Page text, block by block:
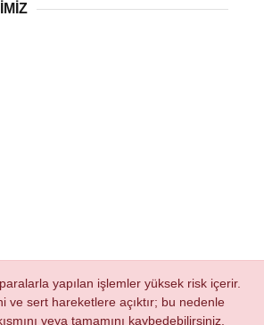
yapılan işlemler yüksek risk içerir.
ve sert hareketlere açıktır; bu nedenle
veya tamamını kaybedebilirsiniz.